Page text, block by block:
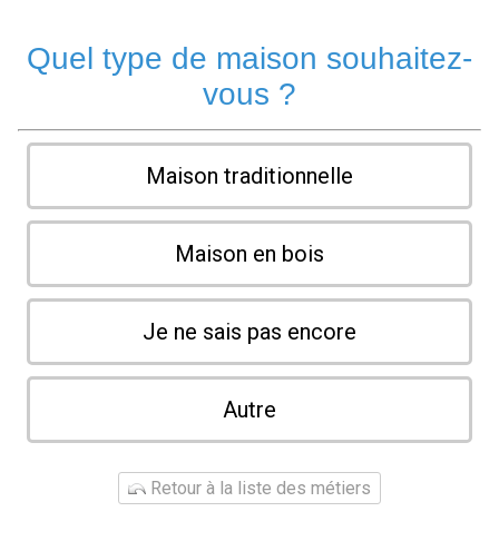
Quel type de maison souhaitez-
vous ?
Maison traditionnelle
Maison en bois
Je ne sais pas encore
Autre
Retour à la liste des métiers